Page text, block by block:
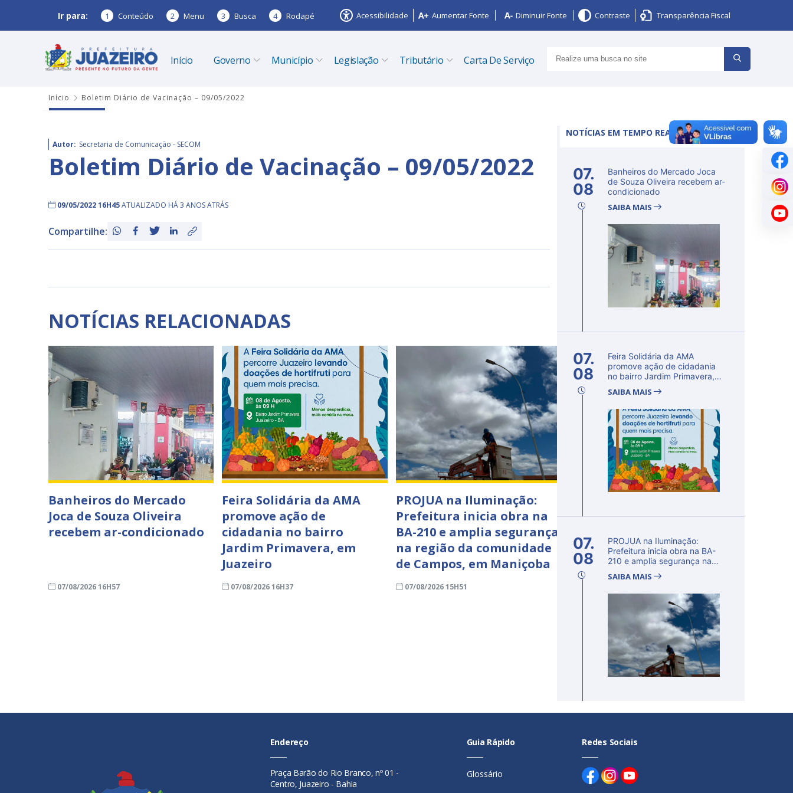
Ir para: 1 Conteúdo 2 Menu 3 Busca 4 Rodapé Acessibilidade Aumentar Fonte Diminuir Fonte Contraste Transparência Fiscal
Início Governo Município Legislação Tributário Carta De Serviço
Início Boletim Diário de Vacinação – 09/05/2022
Autor: Secretaria de Comunicação - SECOM
Boletim Diário de Vacinação – 09/05/2022
09/05/2022 16H45ATUALIZADO HÁ 3 ANOS ATRÁS
Compartilhe:
NOTÍCIAS RELACIONADAS
Banheiros do Mercado
Joca de Souza Oliveira
recebem ar-condicionado
07/08/2026 16H57
Feira Solidária da AMA
promove ação de
cidadania no bairro
Jardim Primavera, em
Juazeiro
07/08/2026 16H37
PROJUA na Iluminação:
Prefeitura inicia obra na
BA-210 e amplia segurança
na região da comunidade
de Campos, em Maniçoba
07/08/2026 15H51
NOTÍCIAS EM TEMPO REAL
07.
08
Banheiros do Mercado Joca
de Souza Oliveira recebem ar-
condicionado
SAIBA MAIS
07.
08
Feira Solidária da AMA
promove ação de cidadania
no bairro Jardim Primavera,
SAIBA MAIS
07.
08
PROJUA na Iluminação:
Prefeitura inicia obra na BA-
210 e amplia segurança na
SAIBA MAIS
Endereço
Praça Barão do Rio Branco, nº 01 -
Centro, Juazeiro - Bahia
Guia Rápido
Glossário
Redes Sociais